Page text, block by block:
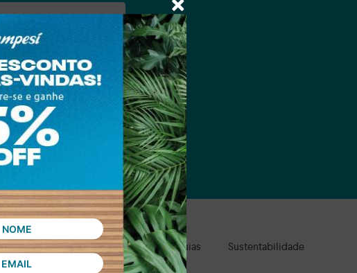
da Dakota e suas marcas.
Vale Presente Clube de Águias Sustentabilidade